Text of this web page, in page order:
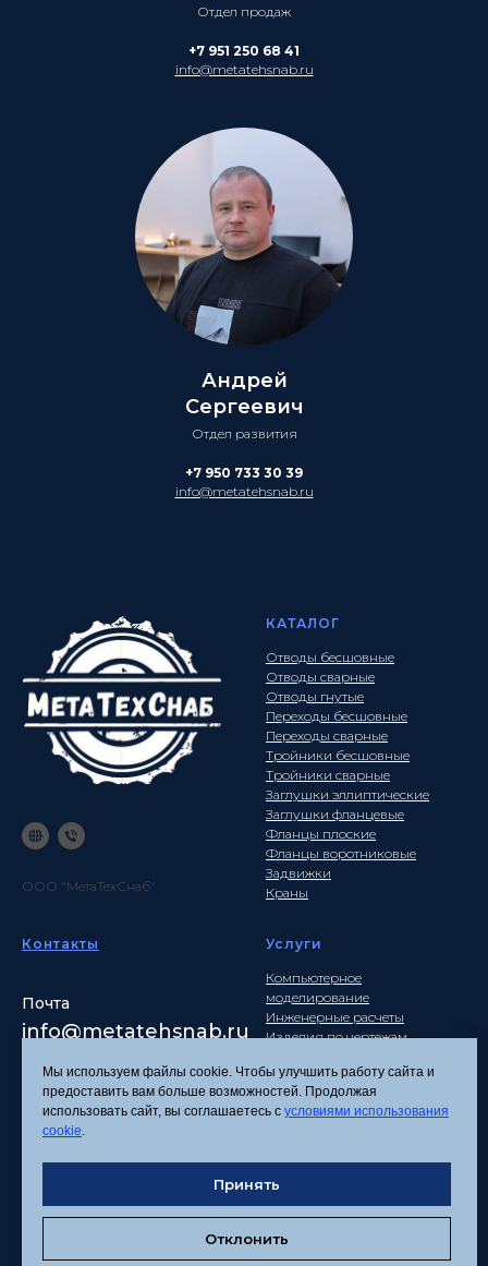
Отдел продаж
+7 951 250 68 41
info@metatehsnab.ru
Андрей
Сергеевич
Отдел развития
+7 950 733 30 39
info@metatehsnab.ru
ООО "МетаТехСнаб"
КАТАЛОГ
Отводы бесшовные
Отводы сварные
Отводы гнутые
Переходы бесшовные
Переходы сварные
Тройники бесшовные
Тройники сварные
Заглушки эллиптические
Заглушки фланцевые
Фланцы плоские
Фланцы воротниковые
Задвижки
Краны
Контакты
Почта
info@metatehsnab.ru
Услуги
Компьютерное
моделирование
Инженерные расчеты
Изделия по чертежам
Политика
Согласие на обработку
персональных данных
Соглашение об
Мы используем файлы cookie. Чтобы улучшить работу сайта и
предоставить вам больше возможностей. Продолжая
использовать сайт, вы соглашаетесь с условиями использования
cookie.
Принять
Отклонить